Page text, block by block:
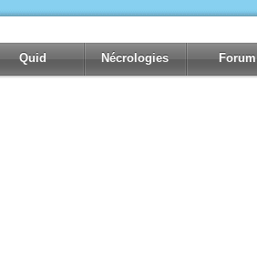
Quid Nécrologies Forum